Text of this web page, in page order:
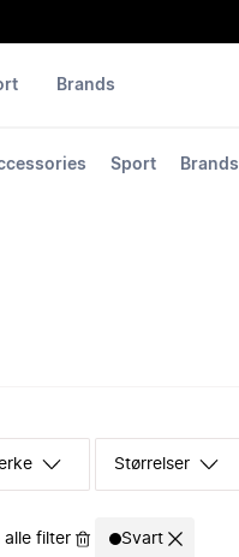
Sport Brands
Brands
Størrelser
alle filter Svart